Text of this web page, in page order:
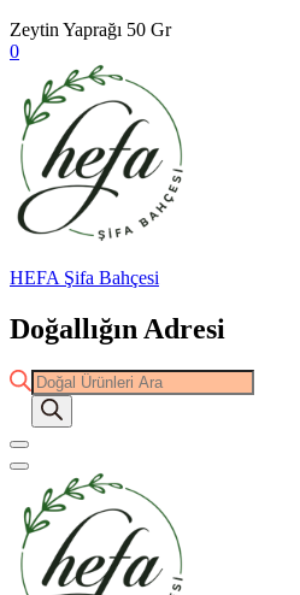
Zeytin Yaprağı 50 Gr
0
HEFA Şifa Bahçesi
Doğallığın Adresi
Products
search